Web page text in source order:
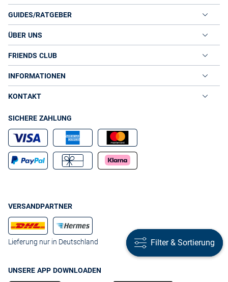
GUIDES/RATGEBER
ÜBER UNS
FRIENDS CLUB
INFORMATIONEN
KONTAKT
SICHERE ZAHLUNG
VERSANDPARTNER
Lieferung nur in Deutschland
UNSERE APP DOWNLOADEN
Filter & Sortierung
Filter & Sortierung